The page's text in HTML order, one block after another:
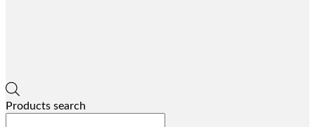
Products search